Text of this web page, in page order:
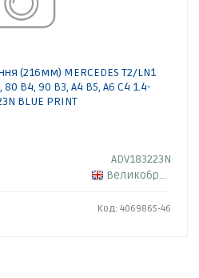
(216мм) MERCEDES T2/LN1
B4, 90 B3, A4 B5, A6 C4 1.4-
BLUE PRINT
ADV183223N
Великобритания
Код: 4069865-46